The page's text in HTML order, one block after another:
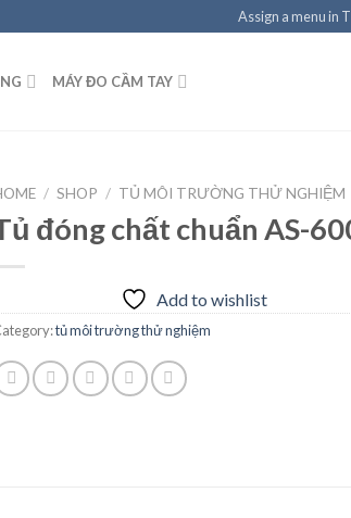
Assign a menu in
MÁY ĐO CẦM TAY
/ SHOP / TỦ MÔI TRƯỜNG THỬ NGHIỆM
đóng chất chuẩn AS-
Add to wishlist
tủ môi trường thử nghiệm